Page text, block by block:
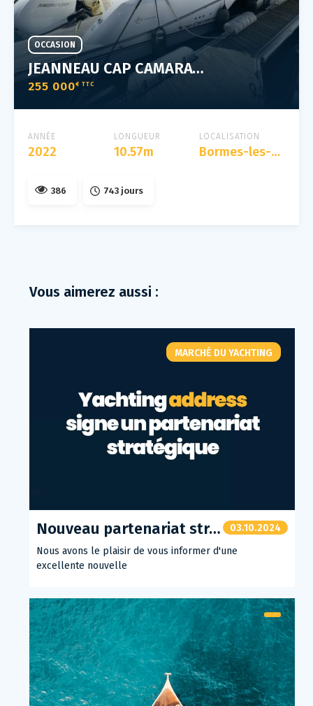
JEANNEAU CAP CAMARAT 10.5 WA
255 000€ TTC
OCCASION
ANNÉE
2022
LONGUEUR
10.57m
LOCALISATION
Bormes-les-mimosas, bormes-les-mimosas, france
386 743 jours
Vous aimerez aussi :
MARCHÉ DU YACHTING
Nouveau partenariat stratégique : vos annonces encore plus visibles !
03.10.2024
Nous avons le plaisir de vous informer d'une
excellente nouvelle